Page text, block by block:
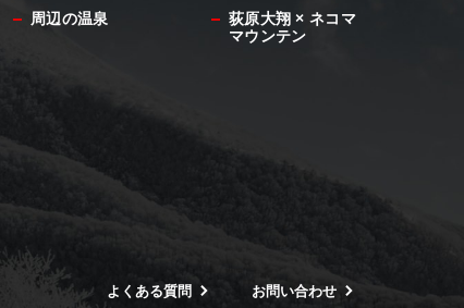
周辺の温泉
荻原大翔 × ネコマ
マウンテン
よくある質問 お問い合わせ